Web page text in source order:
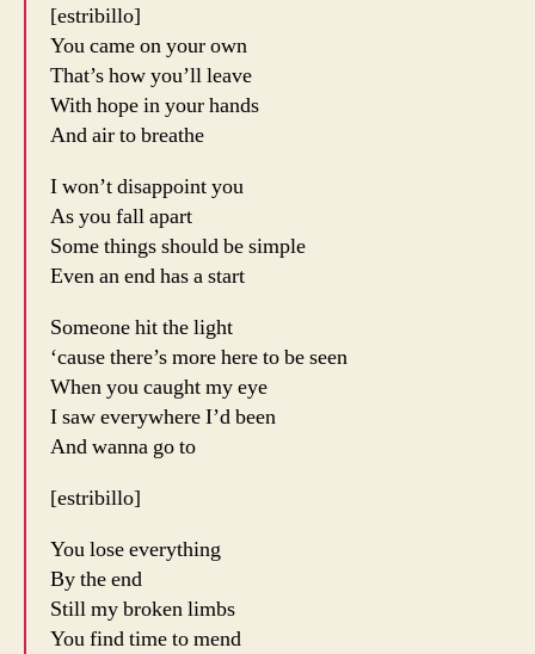
[estribillo]
You came on your own
That’s how you’ll leave
With hope in your hands
And air to breathe
I won’t disappoint you
As you fall apart
Some things should be simple
Even an end has a start
Someone hit the light
‘cause there’s more here to be seen
When you caught my eye
I saw everywhere I’d been
And wanna go to
[estribillo]
You lose everything
By the end
Still my broken limbs
You find time to mend